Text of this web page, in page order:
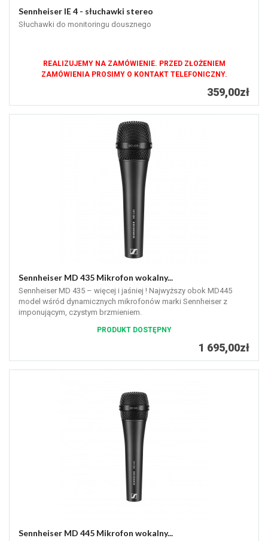
Sennheiser IE 4 - słuchawki stereo
Słuchawki do monitoringu dousznego
REALIZUJEMY NA ZAMÓWIENIE. PRZED ZŁOŻENIEM
ZAMÓWIENIA PROSIMY O KONTAKT TELEFONICZNY.
359,00zł
Sennheiser MD 435 Mikrofon wokalny...
Sennheiser MD 435 – więcej i jaśniej ! Najwyższy obok MD445
model wśród dynamicznych mikrofonów marki Sennheiser z
imponującym, czystym brzmieniem.
PRODUKT DOSTĘPNY
1 695,00zł
Sennheiser MD 445 Mikrofon wokalny...